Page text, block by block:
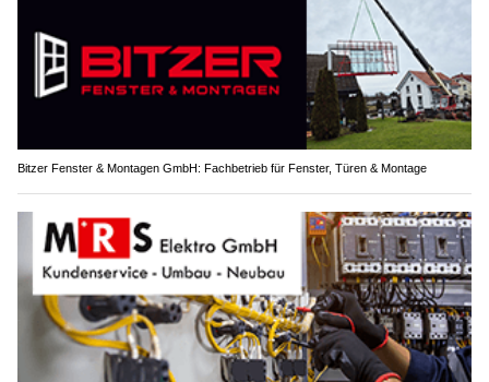
Bitzer Fenster & Montagen GmbH: Fachbetrieb für Fenster, Türen & Montage